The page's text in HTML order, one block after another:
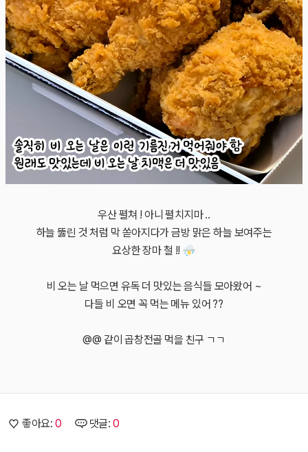
우산 펼쳐 ! 아니 펼치지마 ..
하늘 뚫린 것 처럼 막 쏟아지다가 금방 맑은 하늘 보여주는
요상한 장마 철 !! ⛈
비 오는 날 먹으면 유독 더 맛있는 음식들 모아왔어 ~
다들 비 오면 꼭 먹는 메뉴 있어 ??
@@ 같이 곱창전골 먹을 친구 ㄱㄱ
좋아요: 0 댓글: 0